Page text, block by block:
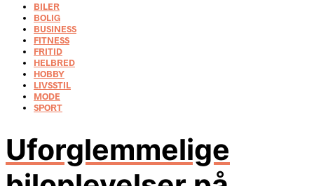
BILER
BOLIG
BUSINESS
FITNESS
FRITID
HELBRED
HOBBY
LIVSSTIL
MODE
SPORT
Uforglemmelige